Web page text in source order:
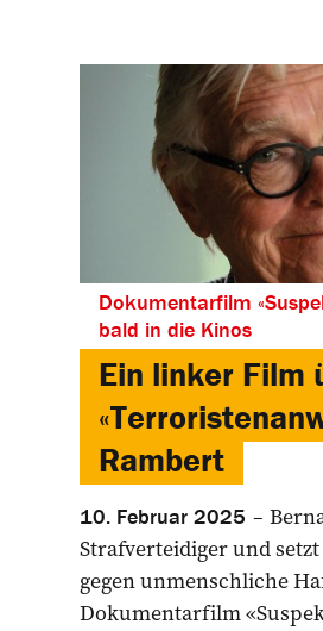
Dokumentarfilm
bald in die Kinos
Ein linker Film
Rambert
10. Februar 2025
Strafverteidiger und
gegen unmenschliche
Dokumentarfilm